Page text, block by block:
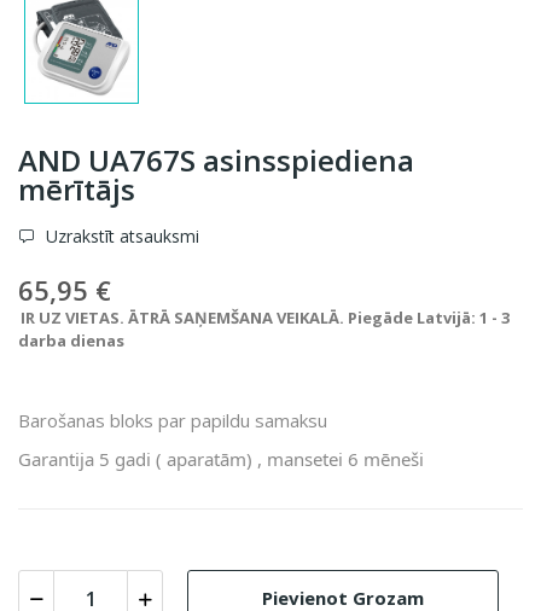
AND UA767S asinsspiediena
mērītājs
Uzrakstīt atsauksmi
65,95 €
IR UZ VIETAS. ĀTRĀ SAŅEMŠANA VEIKALĀ. Piegāde Latvijā: 1 - 3
darba dienas
Barošanas bloks par papildu samaksu
Garantija 5 gadi ( aparatām) , mansetei 6 mēneši
Pievienot Grozam